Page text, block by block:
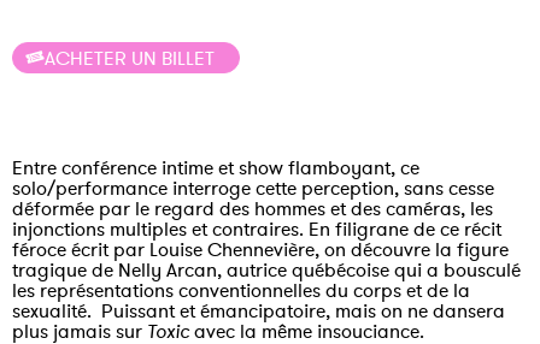
ACHETER UN BILLET
Entre conférence intime et show flamboyant, ce
solo/performance interroge cette perception, sans cesse
déformée par le regard des hommes et des caméras, les
injonctions multiples et contraires. En filigrane de ce récit
féroce écrit par Louise Chennevière, on découvre la figure
tragique de Nelly Arcan, autrice québécoise qui a bousculé
les représentations conventionnelles du corps et de la
sexualité. Puissant et émancipatoire, mais on ne dansera
plus jamais sur Toxicavec la même insouciance.